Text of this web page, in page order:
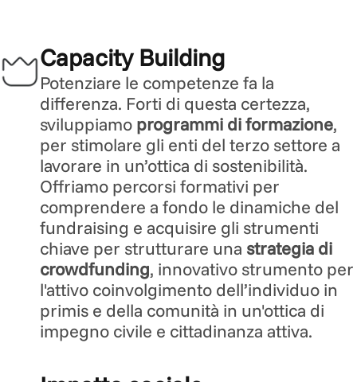
Capacity Building
Potenziare le competenze fa la
differenza. Forti di questa certezza,
sviluppiamo programmi di formazione,
per stimolare gli enti del terzo settore a
lavorare in un’ottica di sostenibilità.
Offriamo percorsi formativi per
comprendere a fondo le dinamiche del
fundraising e acquisire gli strumenti
chiave per strutturare una strategia di
crowdfunding, innovativo strumento per
l'attivo coinvolgimento dell’individuo in
primis e della comunità in un'ottica di
impegno civile e cittadinanza attiva.